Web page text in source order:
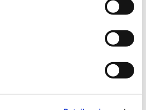
Sie auch